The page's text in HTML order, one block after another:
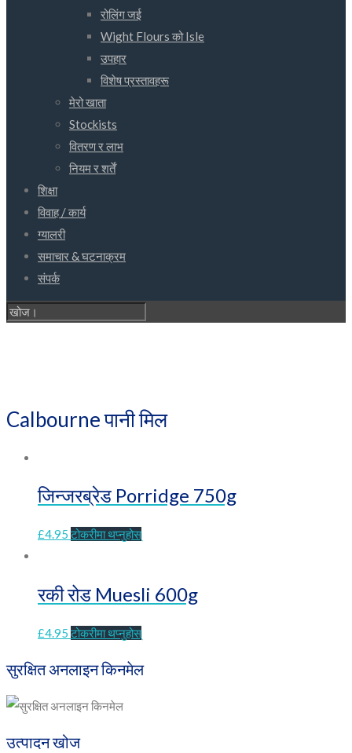
रोलिंग जई
Wight Flours को Isle
उपहार
विशेष प्रस्तावहरू
मेरो खाता
Stockists
वितरण र लाभ
नियम र शर्तें
शिक्षा
विवाह / कार्य
ग्यालरी
समाचार & घटनाक्रम
संपर्क
Calbourne पानी मिल
जिन्जरब्रेड Porridge 750g
£4.95 टोकरीमा थप्नुहोस्
रकी रोड Muesli 600g
£4.95 टोकरीमा थप्नुहोस्
सुरक्षित अनलाइन किनमेल
उत्पादन खोज